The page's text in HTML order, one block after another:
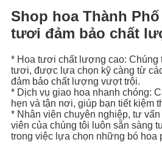
Shop hoa Thành Phố
tươi đảm bảo chất
* Hoa tươi chất lượng cao: Chúng
tươi, được lựa chọn kỹ càng từ
đảm bảo chất lượng vượt trội.
* Dịch vụ giao hoa nhanh chóng:
hẹn và tận nơi, giúp bạn tiết kiệm
* Nhân viên chuyên nghiệp, tư
viên của chúng tôi luôn sẵn sàng
trong việc lựa chọn những bó hoa